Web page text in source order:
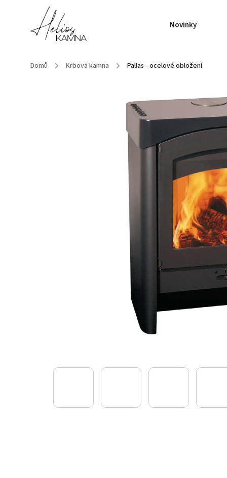
Novinky
Domů / Krbová kamna / Pallas - ocelové obložení